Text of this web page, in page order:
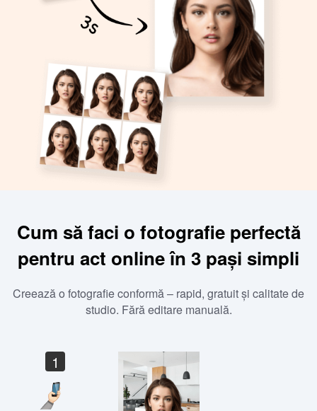
Cum să faci o fotografie perfectă
pentru act online în 3 pași simpli
Creează o fotografie conformă – rapid, gratuit și calitate de
studio. Fără editare manuală.
1